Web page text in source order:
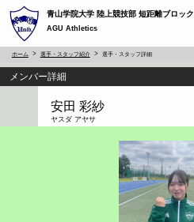
青山学院大学 陸上競技部 短距離ブロック
AGU Athletics
ホーム 選手・スタッフ紹介 選手・スタッフ詳細
メンバー詳細
安田 彩紗
ヤスダ アヤサ